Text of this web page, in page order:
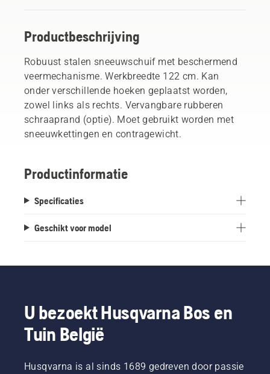
Productbeschrijving
Robuust stalen sneeuwschuif met beschermend
veermechanisme. Werkbreedte 122 cm. Kan
onder verschillende hoeken geplaatst worden,
zowel links als rechts. Vervangbare rubberen
schraaprand (optie). Moet gebruikt worden met
sneeuwkettingen en contragewicht.
Productinformatie
Specificaties
Geschikt voor model
U bezoekt Husqvarna Bos en
Tuin België
Husqvarna is al sinds 1689 gedreven door passie